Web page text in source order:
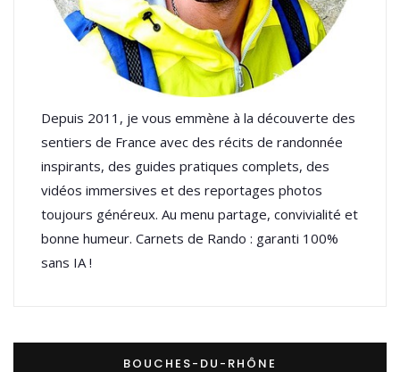
Depuis 2011, je vous emmène à la découverte des
sentiers de France avec des récits de randonnée
inspirants, des guides pratiques complets, des
vidéos immersives et des reportages photos
toujours généreux. Au menu partage, convivialité et
bonne humeur. Carnets de Rando : garanti 100%
sans IA !
BOUCHES-DU-RHÔNE